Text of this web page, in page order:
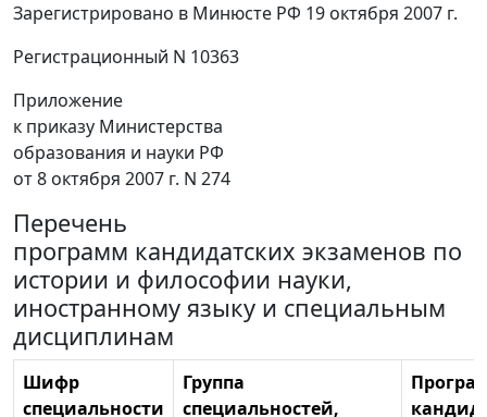
Зарегистрировано в Минюсте РФ 19 октября 2007 г.
Регистрационный N 10363
Приложение
к приказу Министерства
образования и науки РФ
от 8 октября 2007 г. N 274
Перечень
программ кандидатских экзаменов по
истории и философии науки,
иностранному языку и специальным
дисциплинам
Шифр
специальности
Группа
специальностей,